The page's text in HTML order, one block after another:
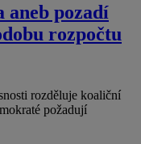
aneb pozadí
rozpočtu
rozděluje koaliční
požadují